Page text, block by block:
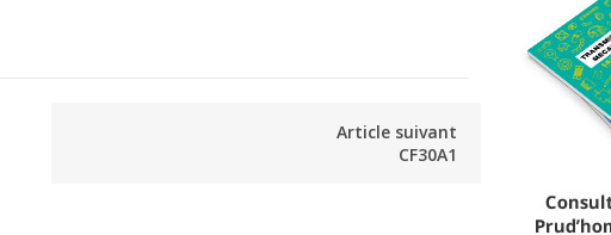
Article suivant
CF30A1